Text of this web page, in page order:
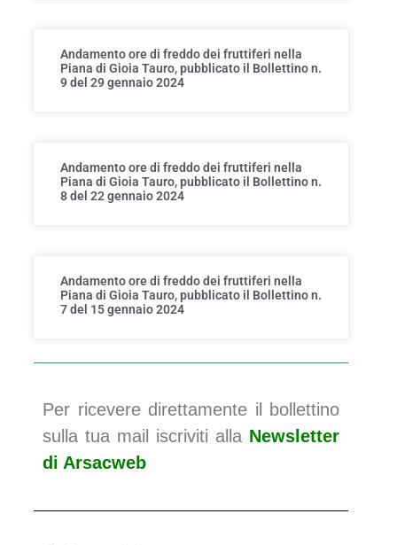
Andamento ore di freddo dei fruttiferi nella
Piana di Gioia Tauro, pubblicato il Bollettino n.
9 del 29 gennaio 2024
Andamento ore di freddo dei fruttiferi nella
Piana di Gioia Tauro, pubblicato il Bollettino n.
8 del 22 gennaio 2024
Andamento ore di freddo dei fruttiferi nella
Piana di Gioia Tauro, pubblicato il Bollettino n.
7 del 15 gennaio 2024
Per ricevere direttamente il bollettino
sulla tua mail iscriviti alla Newsletter
di Arsacweb